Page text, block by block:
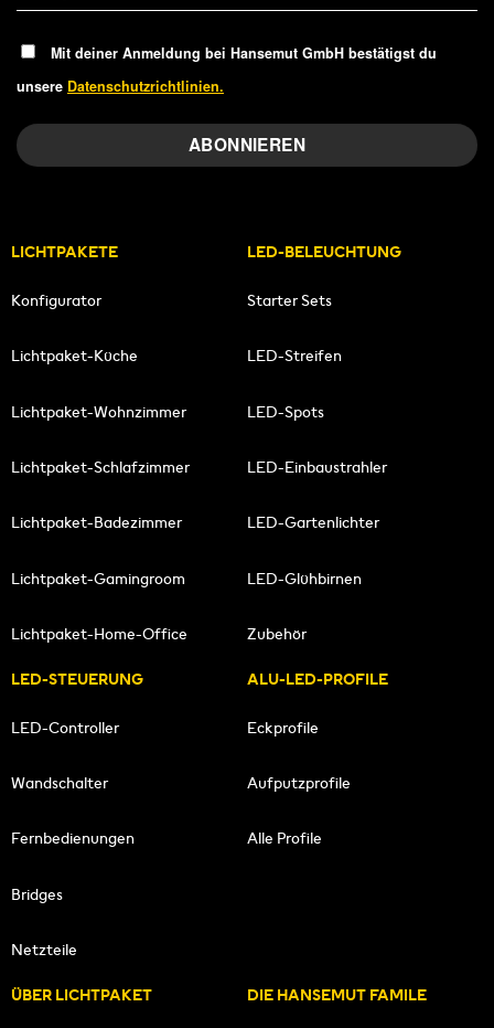
Mit deiner Anmeldung bei Hansemut GmbH bestätigst du
unsere Datenschutzrichtlinien.
LICHTPAKETE
Konfigurator
Lichtpaket-Küche
Lichtpaket-Wohnzimmer
Lichtpaket-Schlafzimmer
Lichtpaket-Badezimmer
Lichtpaket-Gamingroom
Lichtpaket-Home-Office
LED-BELEUCHTUNG
Starter Sets
LED-Streifen
LED-Spots
LED-Einbaustrahler
LED-Gartenlichter
LED-Glühbirnen
Zubehör
LED-STEUERUNG
LED-Controller
Wandschalter
Fernbedienungen
Bridges
Netzteile
ALU-LED-PROFILE
Eckprofile
Aufputzprofile
Alle Profile
ÜBER LICHTPAKET DIE HANSEMUT FAMILE